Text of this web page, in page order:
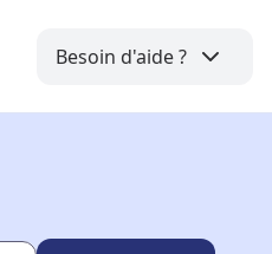
Besoin d'aide ?